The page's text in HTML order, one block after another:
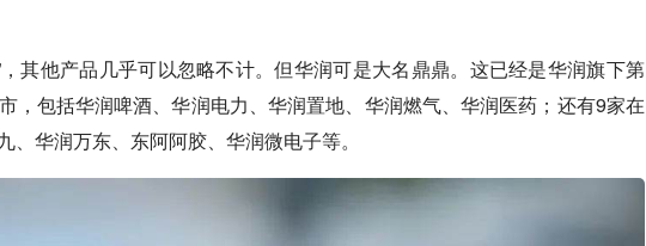
其他产品几乎可以忽略不计。但华润可是大名鼎鼎。这已经是华润旗下第
，包括华润啤酒、华润电力、华润置地、华润燃气、华润医药；还有9家在
华润万东、东阿阿胶、华润微电子等。